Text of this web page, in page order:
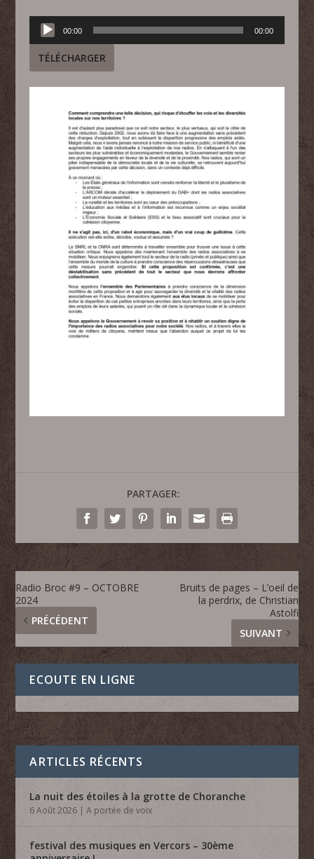
Lecteur
audio
00:00 00:00
TÉLÉCHARGER
PARTAGER:
Radio Broc #9 – OCTOBRE
2024
PRÉCÉDENT
Bruits de pages – L’oeil de
la perdrix, de Christian
Astolfi
SUIVANT
ECOUTE EN LIGNE
ARTICLES RÉCENTS
La nuit des étoiles à la grotte de Choranche
6 Août 2026 |A portée de voix
festival des musiques en Vercors – 30ème